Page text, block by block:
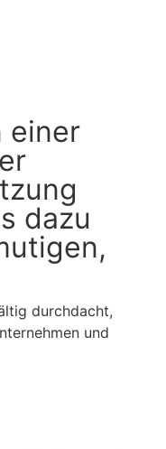
einer
dazu
durchdacht,
und